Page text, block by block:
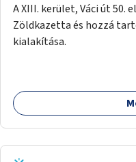
A XIII. kerület, Váci út
Zöldkazetta és hozzá
kialakítása.